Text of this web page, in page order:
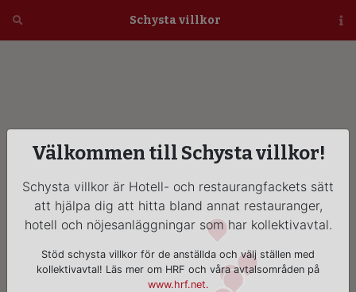
Schysta villkor
Välkommen till Schysta villkor!
Schysta villkor är Hotell- och restaurangfackets sätt
att hjälpa dig att hitta bland annat restauranger,
hotell och nöjesanläggningar som har kollektivavtal.
Stöd schysta villkor för de anställda och välj ställen med
kollektivavtal! Läs mer om HRF och våra avtalsområden på
www.hrf.net.